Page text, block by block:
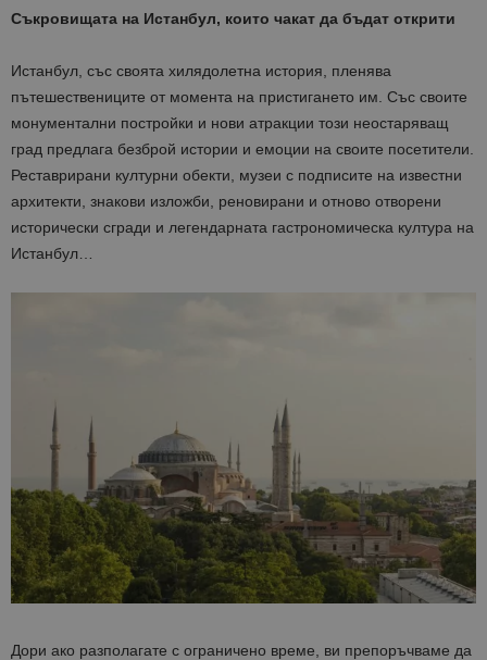
Съкровищата на Истанбул, които чакат да бъдат открити
Истанбул, със своята хилядолетна история, пленява
пътешествениците от момента на пристигането им. Със своите
монументални постройки и нови атракции този неостаряващ
град предлага безброй истории и емоции на своите посетители.
Реставрирани културни обекти, музеи с подписите на известни
архитекти, знакови изложби, реновирани и отново отворени
исторически сгради и легендарната гастрономическа култура на
Истанбул…
Дори ако разполагате с ограничено време, ви препоръчваме да